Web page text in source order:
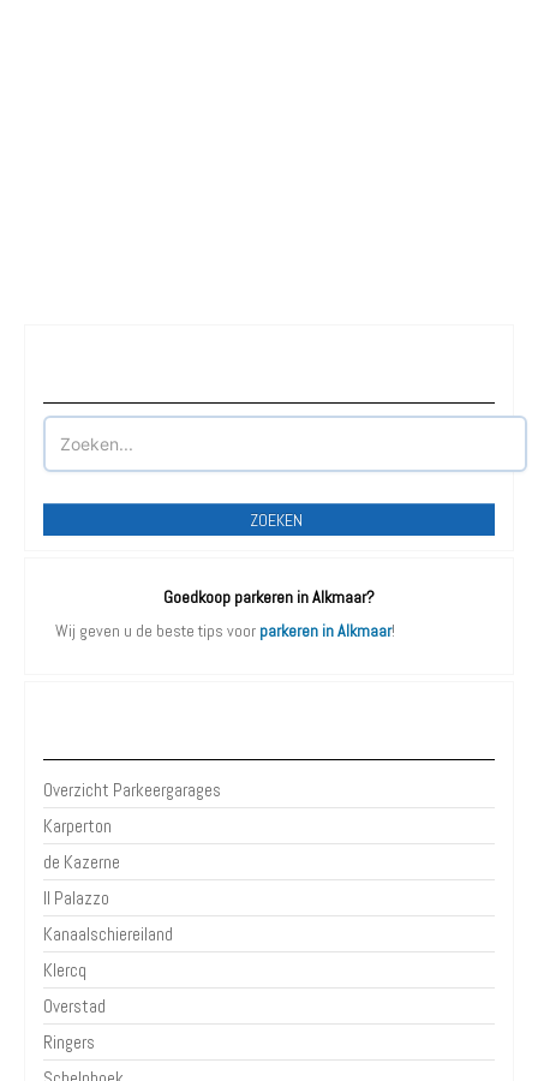
ZOEKEN
Goedkoop parkeren in Alkmaar?
Wij geven u de beste tips voor parkeren in Alkmaar!
Overzicht Parkeergarages
Karperton
de Kazerne
Il Palazzo
Kanaalschiereiland
Klercq
Overstad
Ringers